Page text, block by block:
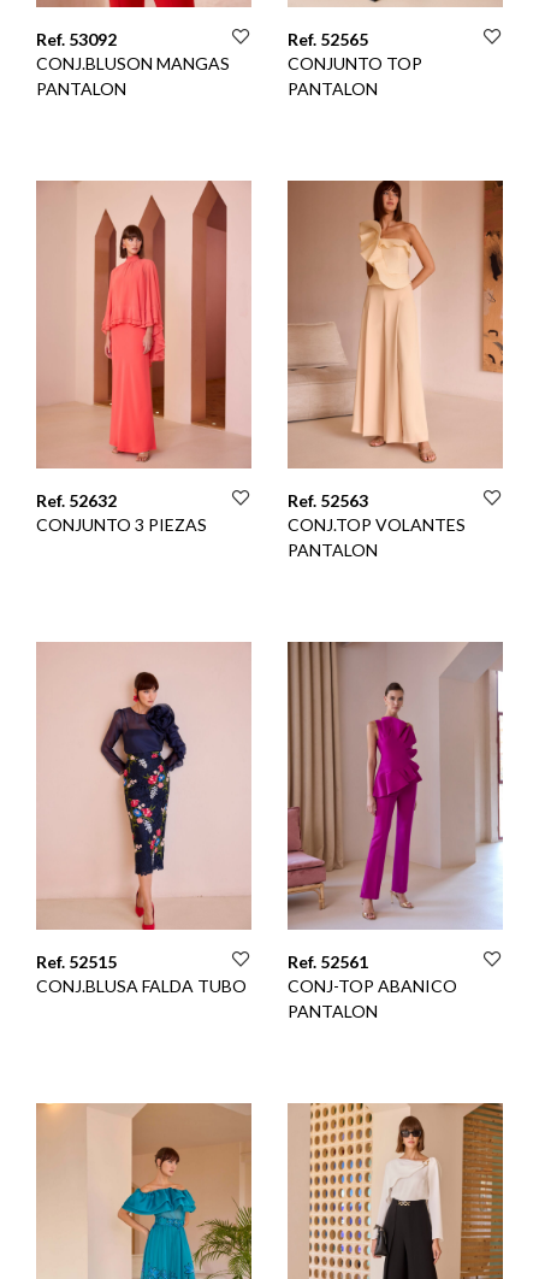
Ref. 53092
CONJ.BLUSON MANGAS
PANTALON
Ref. 52565
CONJUNTO TOP
PANTALON
Ref. 52632
CONJUNTO 3 PIEZAS
Ref. 52563
CONJ.TOP VOLANTES
PANTALON
Ref. 52515
CONJ.BLUSA FALDA TUBO
Ref. 52561
CONJ-TOP ABANICO
PANTALON